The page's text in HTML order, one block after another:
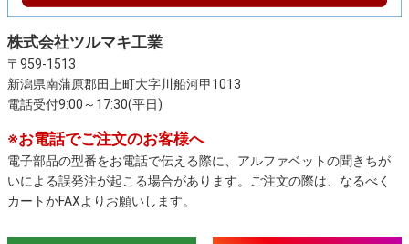
株式会社ツルマキ工業
〒959-1513
新潟県南蒲原郡田上町大字川船河甲1013
電話受付9:00～17:30(平日)
※お電話でご注文のお客様へ
電子部品の型番をお電話で伝える際に、アルファベットの聞きちが
いによる誤発注が起こる場合があります。ご注文の際は、なるべく
カートかFAXよりお願いします。